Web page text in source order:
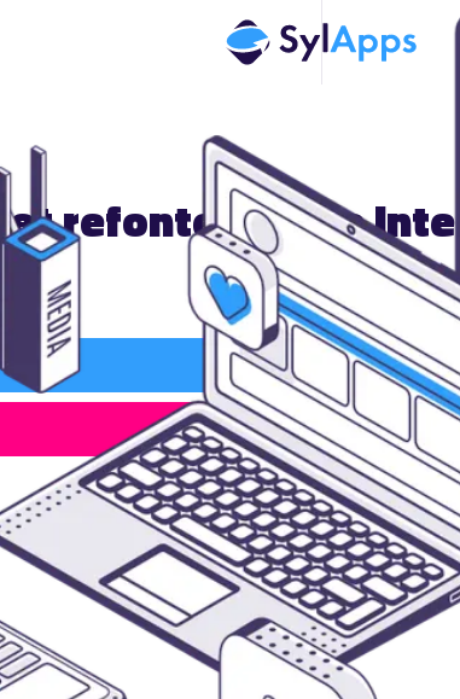
refonte de site
Rappel Gratuit
05 82 95 50 15